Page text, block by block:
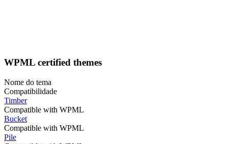
WPML certified themes
Nome do tema
Compatibilidade
Timber
Compatible with WPML
Bucket
Compatible with WPML
Pile